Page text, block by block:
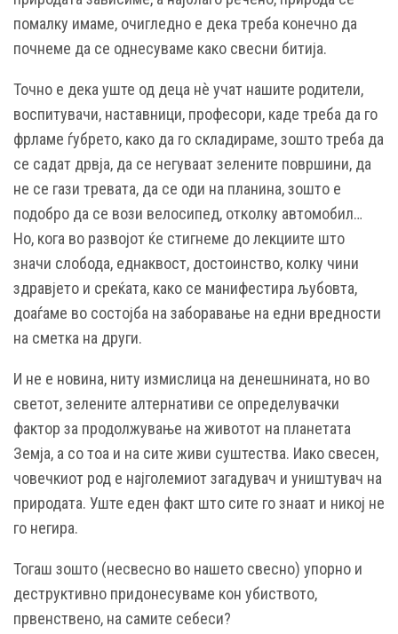
помалку имаме, очигледно е дека треба конечно да
почнеме да се однесуваме како свесни битија.
Точно е дека уште од деца нѐ учат нашите родители,
воспитувачи, наставници, професори, каде треба да го
фрламе ѓубрето, како да го складираме, зошто треба да
се садат дрвја, да се негуваат зелените површини, да
не се гази тревата, да се оди на планина, зошто е
подобро да се вози велосипед, отколку автомобил…
Но, кога во развојот ќе стигнеме до лекциите што
значи слобода, еднаквост, достоинство, колку чини
здравјето и среќата, како се манифестира љубовта,
доаѓаме во состојба на заборавање на едни вредности
на сметка на други.
И не е новина, ниту измислица на денешнината, но во
светот, зелените алтернативи се определувачки
фактор за продолжување на животот на планетата
Земја, а со тоа и на сите живи суштества. Иако свесен,
човечкиот род е најголемиот загадувач и уништувач на
природата. Уште еден факт што сите го знаат и никој не
го негира.
Тогаш зошто (несвесно во нашето свесно) упорно и
деструктивно придонесуваме кон убиството,
првенствено, на самите себеси?